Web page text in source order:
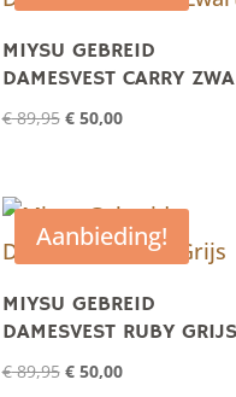
MIYSU GEBREID
DAMESVEST CARRY
€89,95 Oorspronkelijke
€50,00Huidige
Aanbieding!
MIYSU GEBREID
DAMESVEST RUBY GRIJS
€89,95 Oorspronkelijke
€50,00Huidige